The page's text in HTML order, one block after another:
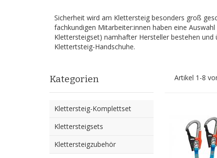
Sicherheit wird am Klettersteig besonders groß
fachkundigen Mitarbeiter:innen haben eine
Klettersteigset) namhafter Hersteller bestehen
Klettertsteig-Handschuhe.
Artikel 1 -8
Kategorien
Klettersteig-Komplettset
Klettersteigsets
Klettersteigzubehör